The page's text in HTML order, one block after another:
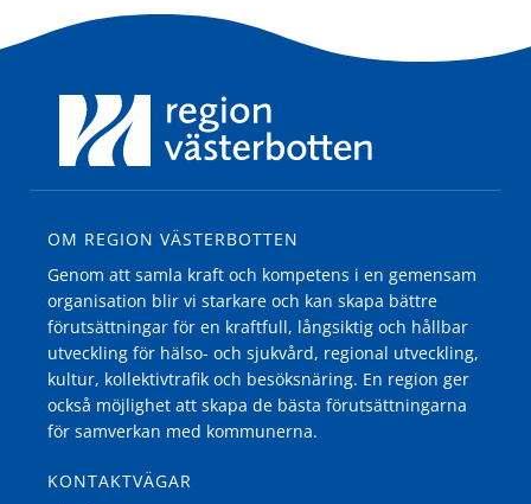
OM REGION VÄSTERBOTTEN
Genom att samla kraft och kompetens i en gemensam
organisation blir vi starkare och kan skapa bättre
förutsättningar för en kraftfull, långsiktig och hållbar
utveckling för hälso- och sjukvård, regional utveckling,
kultur, kollektivtrafik och besöksnäring. En region ger
också möjlighet att skapa de bästa förutsättningarna
för samverkan med kommunerna.
KONTAKTVÄGAR